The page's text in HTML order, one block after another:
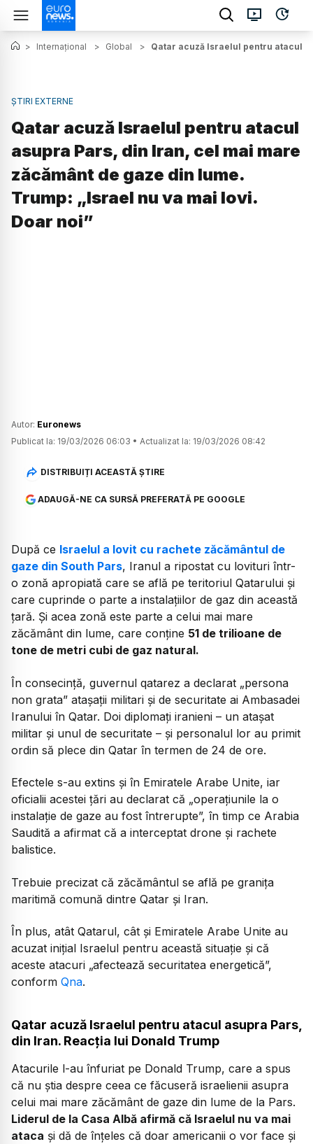
> Internațional > Global > Qatar acuză Israelul pentru atacul
ȘTIRI EXTERNE
Qatar acuză Israelul pentru atacul
asupra Pars, din Iran, cel mai mare
zăcământ de gaze din lume.
Trump: „Israel nu va mai lovi.
Doar noi”
Autor: Euronews
Publicat la: 19/03/2026 06:03 • Actualizat la: 19/03/2026 08:42
DISTRIBUIȚI ACEASTĂ ȘTIRE
ADAUGĂ-NE CA SURSĂ PREFERATĂ PE GOOGLE
După ce Israelul a lovit cu rachete zăcământul de
gaze din South Pars, Iranul a ripostat cu lovituri într-
o zonă apropiată care se află pe teritoriul Qatarului și
care cuprinde o parte a instalațiilor de gaz din această
țară. Și acea zonă este parte a celui mai mare
zăcământ din lume, care conține 51 de trilioane de
tone de metri cubi de gaz natural.
În consecință, guvernul qatarez a declarat „persona
non grata” atașații militari și de securitate ai Ambasadei
Iranului în Qatar. Doi diplomați iranieni – un atașat
militar și unul de securitate – și personalul lor au primit
ordin să plece din Qatar în termen de 24 de ore.
Efectele s-au extins și în Emiratele Arabe Unite, iar
oficialii acestei țări au declarat că „operațiunile la o
instalație de gaze au fost întrerupte”, în timp ce Arabia
Saudită a afirmat că a interceptat drone și rachete
balistice.
Trebuie precizat că zăcământul se află pe granița
maritimă comună dintre Qatar și Iran.
În plus, atât Qatarul, cât și Emiratele Arabe Unite au
acuzat inițial Israelul pentru această situație și că
aceste atacuri „afectează securitatea energetică”,
conform Qna.
Qatar acuză Israelul pentru atacul asupra Pars,
din Iran. Reacția lui Donald Trump
Atacurile l-au înfuriat pe Donald Trump, care a spus
că nu știa despre ceea ce făcuseră israelienii asupra
celui mai mare zăcământ de gaze din lume de la Pars.
Liderul de la Casa Albă afirmă că Israelul nu va mai
ataca și dă de înțeles că doar americanii o vor face și